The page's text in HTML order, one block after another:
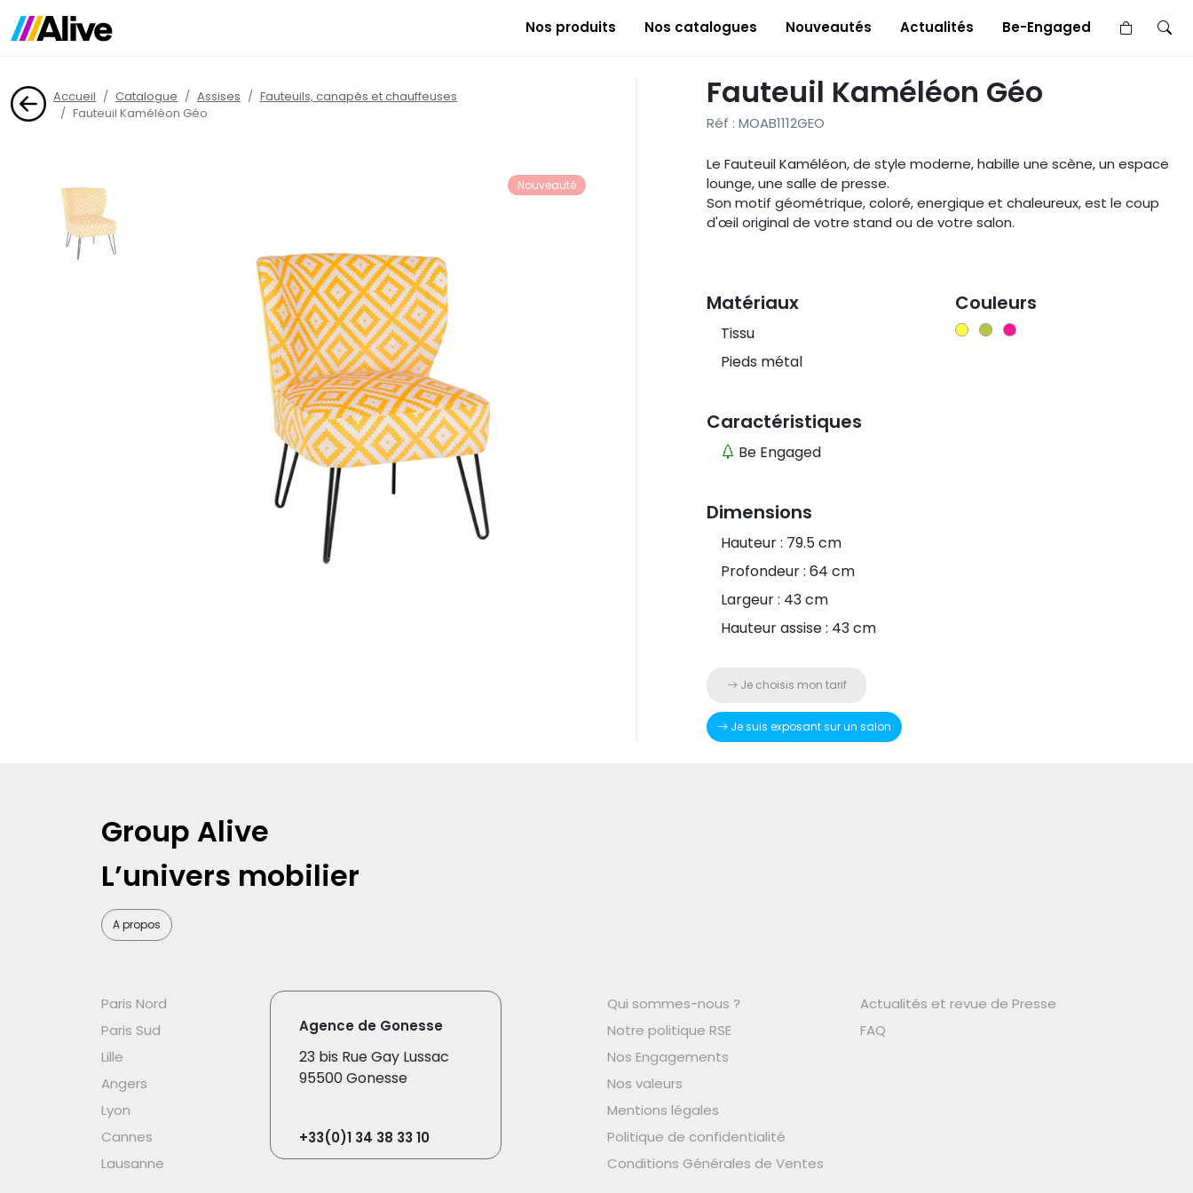
Nos produits Nos catalogues Nouveautés Actualités Be-Engaged ×
Accueil Catalogue Assises
Fauteuils, canapés et chauffeuses
Fauteuil Kaméléon Géo
Nouveauté
Fauteuil Kaméléon Géo
Réf : MOAB1112GEO
Le Fauteuil Kaméléon, de style moderne, habille une scène, un espace
lounge, une salle de presse.
Son motif géométrique, coloré, energique et chaleureux, est le coup
d'œil original de votre stand ou de votre salon.
Matériaux
Tissu
Pieds métal
Caractéristiques
Be Engaged
Couleurs
Dimensions
Hauteur : 79.5 cm
Profondeur : 64 cm
Largeur : 43 cm
Hauteur assise : 43 cm
Je choisis mon tarif
Je suis exposant sur un salon
Group Alive
L’univers mobilier
A propos
Paris Nord
Paris Sud
Lille
Angers
Lyon
Cannes
Lausanne
Agence de Gonesse
23 bis Rue Gay Lussac
95500 Gonesse
+33(0)1 34 38 33 10
Qui sommes-nous ?
Notre politique RSE
Nos Engagements
Nos valeurs
Mentions légales
Politique de confidentialité
Conditions Générales de Ventes
Actualités et revue de Presse
FAQ